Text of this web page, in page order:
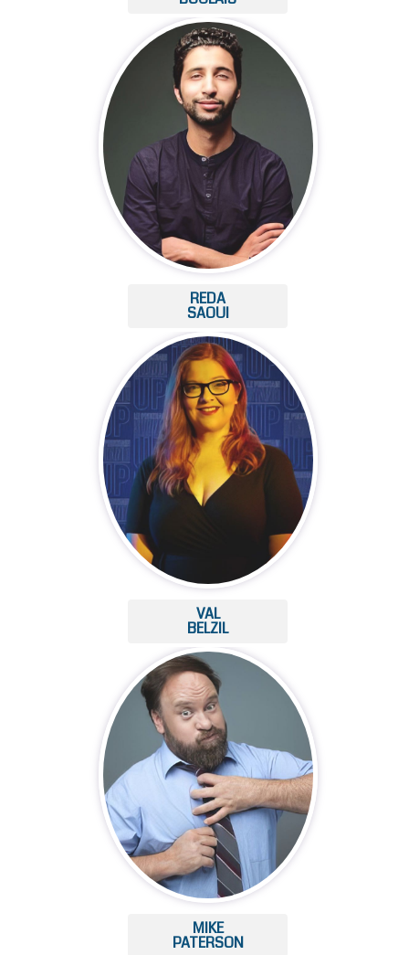
REDA
SAOUI
VAL
BELZIL
MIKE
PATERSON